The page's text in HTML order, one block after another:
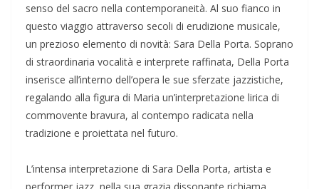
senso del sacro nella contemporaneità. Al suo fianco in
questo viaggio attraverso secoli di erudizione musicale,
un prezioso elemento di novità: Sara Della Porta. Soprano
di straordinaria vocalità e interprete raffinata, Della Porta
inserisce all’interno dell’opera le sue sferzate jazzistiche,
regalando alla figura di Maria un’interpretazione lirica di
commovente bravura, al contempo radicata nella
tradizione e proiettata nel futuro.
­L’intensa interpretazione di Sara Della Porta, artista e